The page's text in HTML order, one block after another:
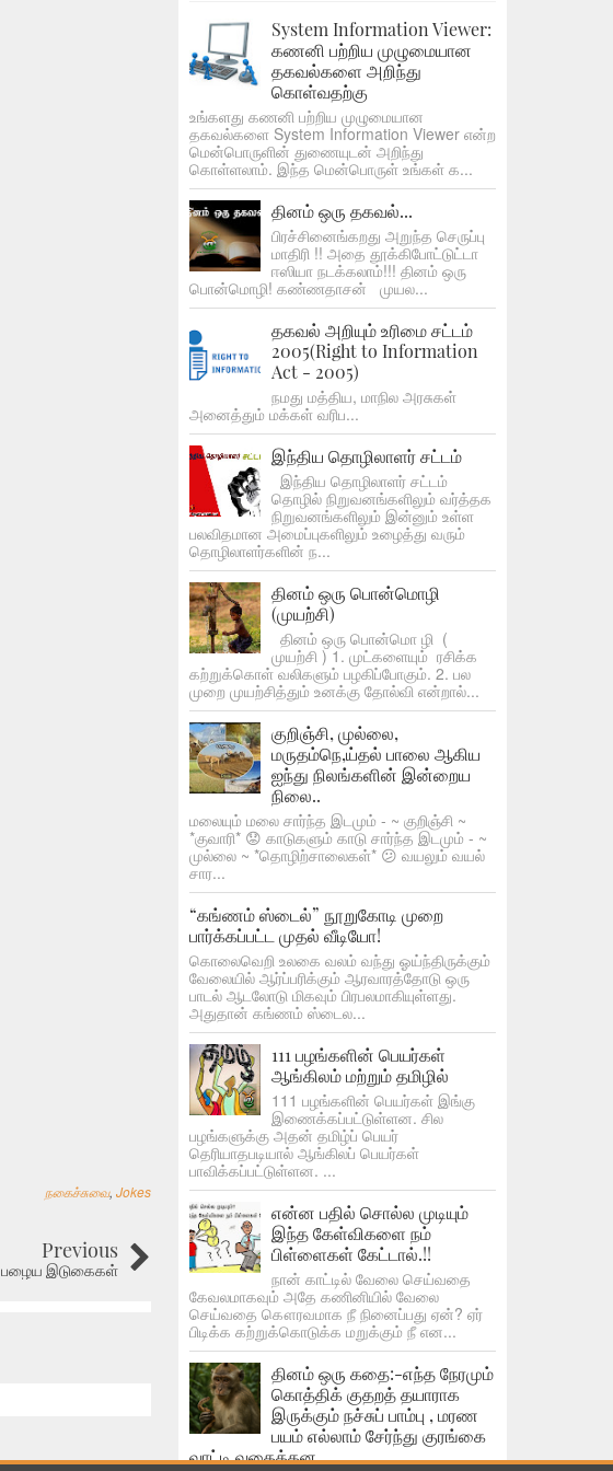
நகைச்சுவை, Jokes
Previous
பழைய இடுகைகள்
System Information Viewer:
கணனி பற்றிய முழுமையான
தகவல்களை அறிந்து
கொள்வதற்கு
உங்களது கணனி பற்றிய முழுமையான
தகவல்களை System Information Viewer என்ற
மென்பொருளின் துணையுடன் அறிந்து
கொள்ளலாம். இந்த மென்பொருள் உங்கள் க...
தினம் ஒரு தகவல்...
பிரச்சினைங்கறது அறுந்த செருப்பு
மாதிரி !! அதை தூக்கிபோட்டுட்டா
ஈஸியா நடக்கலாம்!!! தினம் ஒரு
பொன்மொழி! கண்ணதாசன் முயல...
தகவல் அறியும் உரிமை சட்டம்
2005(Right to Information
Act - 2005)
நமது மத்திய, மாநில அரசுகள்
அனைத்தும் மக்கள் வரிப...
இந்திய தொழிலாளர் சட்டம்
இந்திய தொழிலாளர் சட்டம்
தொழில் நிறுவனங்களிலும் வர்த்தக
நிறுவனங்களிலும் இன்னும் உள்ள
பலவிதமான அமைப்புகளிலும் உழைத்து வரும்
தொழிலாளர்களின் ந...
தினம் ஒரு பொன்மொழி
(முயற்சி)
தினம் ஒரு பொன்மொ ழி (
முயற்சி ) 1. முட்களையும் ரசிக்க
கற்றுக்கொள் வலிகளும் பழகிப்போகும். 2. பல
முறை முயற்சித்தும் உனக்கு தோல்வி என்றால்...
குறிஞ்சி, முல்லை,
மருதம்நெ,ய்தல் பாலை ஆகிய
ஐந்து நிலங்களின் இன்றைய
நிலை..
மலையும் மலை சார்ந்த இடமும் - ~ குறிஞ்சி ~
*குவாரி* 😟 காடுகளும் காடு சார்ந்த இடமும் - ~
முல்லை ~ *தொழிற்சாலைகள்* 😕 வயலும் வயல்
சார...
“கங்ணம் ஸ்டைல்” நூறுகோடி முறை
பார்க்கப்பட்ட முதல் வீடியோ!
கொலைவெறி உலகை வலம் வந்து ஓய்ந்திருக்கும்
வேலையில் ஆர்ப்பரிக்கும் ஆரவாரத்தோடு ஒரு
பாடல் ஆடலோடு மிகவும் பிரபலமாகியுள்ளது.
அதுதான் கங்ணம் ஸ்டைல...
111 பழங்களின் பெயர்கள்
ஆங்கிலம் மற்றும் தமிழில்
111 பழங்களின் பெயர்கள் இங்கு
இணைக்கப்பட்டுள்ளன. சில
பழங்களுக்கு அதன் தமிழ்ப் பெயர்
தெரியாதபடியால் ஆங்கிலப் பெயர்கள்
பாவிக்கப்பட்டுள்ளன. ...
என்ன பதில் சொல்ல முடியும்
இந்த கேள்விகளை நம்
பிள்ளைகள் கேட்டால்.!!
நான் காட்டில் வேலை செய்வதை
கேவலமாகவும் அதே கணினியில் வேலை
செய்வதை கௌரவமாக நீ நினைப்பது ஏன்? ஏர்
பிடிக்க கற்றுக்கொடுக்க மறுக்கும் நீ என...
தினம் ஒரு கதை:-எந்த நேரமும்
கொத்திக் குதறத் தயாராக
இருக்கும் நச்சுப் பாம்பு , மரண
பயம் எல்லாம் சேர்ந்து குரங்கை
வாட்டி வதைத்தன.